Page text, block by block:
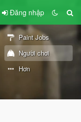
Đăng nhập
Paint Jobs
Người chơi
Hơn